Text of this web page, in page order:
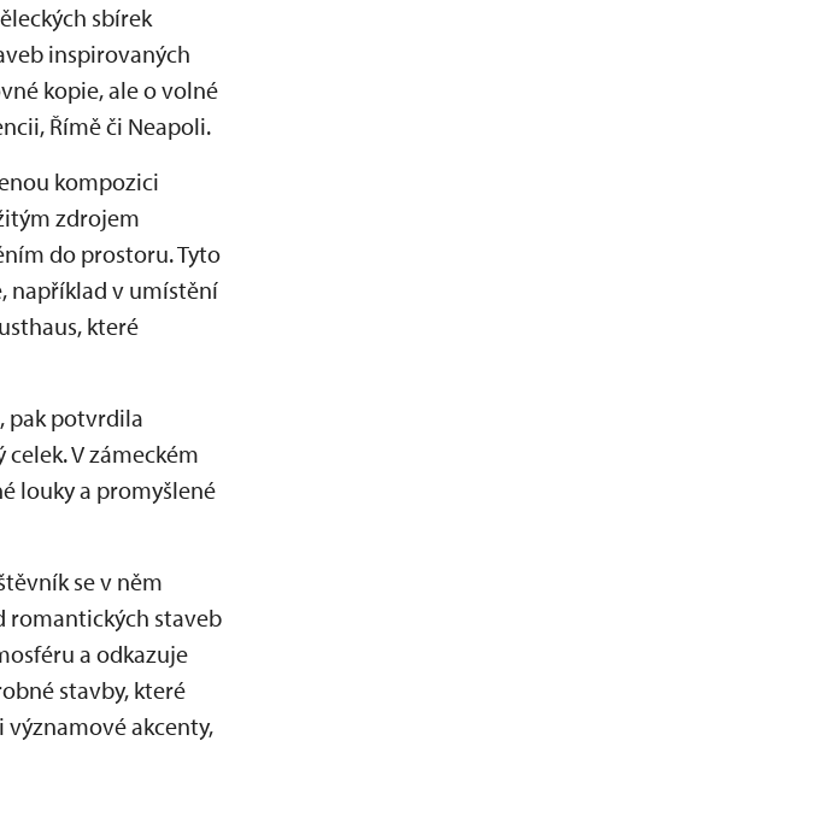
sbírek
inspirovaných
kopie, ale o volné
Římě či Neapoli.
kompozici
zdrojem
do prostoru. Tyto
například v umístění
které
pak potvrdila
V zámeckém
louky a promyšlené
se v něm
romantických staveb
a odkazuje
stavby, které
akcenty,